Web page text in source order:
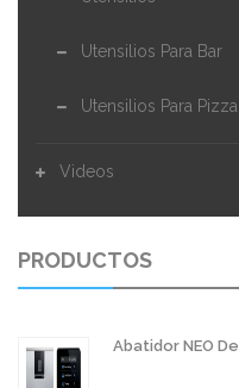
Utensilios Para Bar
Utensilios Para Pizza
Videos
PRODUCTOS
Abatidor NEO